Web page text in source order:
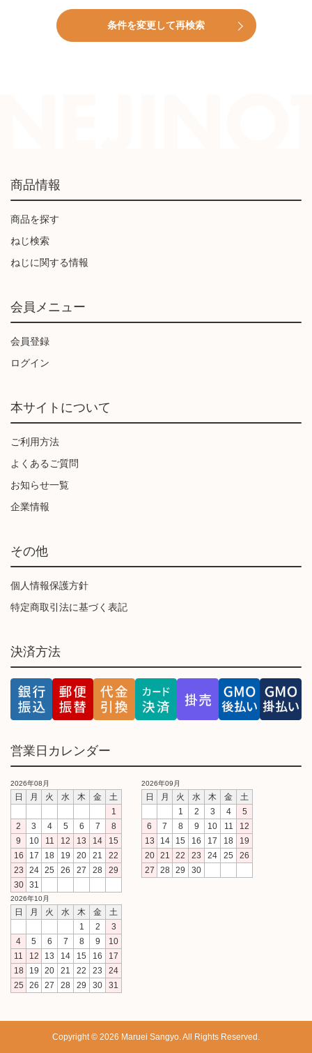
条件を変更して再検索
商品情報
商品を探す
ねじ検索
ねじに関する情報
会員メニュー
会員登録
ログイン
本サイトについて
ご利用方法
よくあるご質問
お知らせ一覧
企業情報
その他
個人情報保護方針
特定商取引法に基づく表記
決済方法
営業日カレンダー
2026年08月
日 月 火 水 木 金
土
1
2
3 4 5 6 7
8
9
10 11 12 13 14
15
16
17 18 19 20 21
22
23
24 25 26 27 28
29
30
31
2026年09月
日 月 火 水 木 金
土
1
2 3 4
5
6
7 8 9 10 11
12
13
14 15 16 17 18
19
20
21 22 23 24 25
26
27
28 29 30
2026年10月
日 月 火 水 木 金
土
1
2
3
4
5 6 7 8 9
10
11
12 13 14 15 16
17
18
19 20 21 22 23
24
25
26 27 28 29 30 31
Copyright © 2026 Maruei Sangyo. All Rights Reserved.